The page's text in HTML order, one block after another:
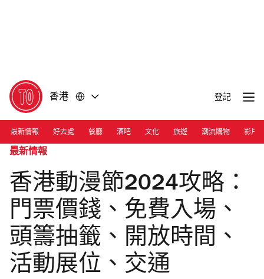
香港 登記
最新情報 好去處 餐廳 酒吧 文化 旅遊 潮流購物 影片
最新情報
香港動漫節2024攻略：
門票價錢、免費入場、
頭籌抽籤、開放時間、
活動展位、交通